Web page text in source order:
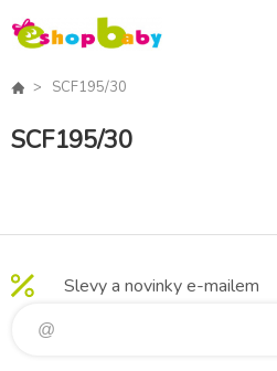
SCF195/30
SCF195/30
Slevy a novinky e-mailem